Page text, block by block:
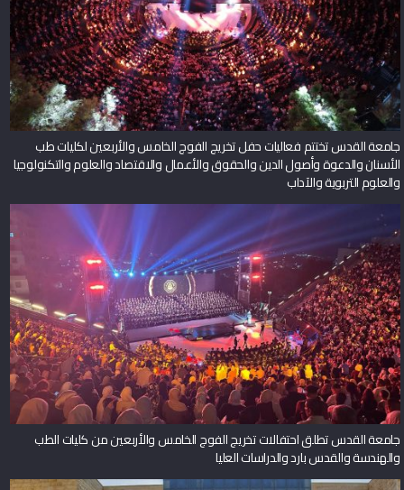
جامعة القدس تختتم فعاليات حفل تخريج الفوج الخامس والأربعين لكليات طب
الأسنان والدعوة وأصول الدين والحقوق والأعمال والاقتصاد والعلوم والتكنولوجيا
والعلوم التربوية والآداب
جامعة القدس تطلق احتفالات تخريج الفوج الخامس والأربعين من كليات الطب
والهندسة والقدس بارد والدراسات العليا